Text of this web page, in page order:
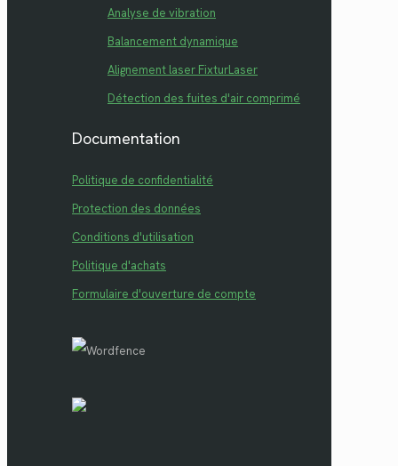
Analyse de vibration
Balancement dynamique
Alignement laser FixturLaser
Détection des fuites d'air comprimé
Documentation
Politique de confidentialité
Protection des données
Conditions d'utilisation
Politique d'achats
Formulaire d'ouverture de compte